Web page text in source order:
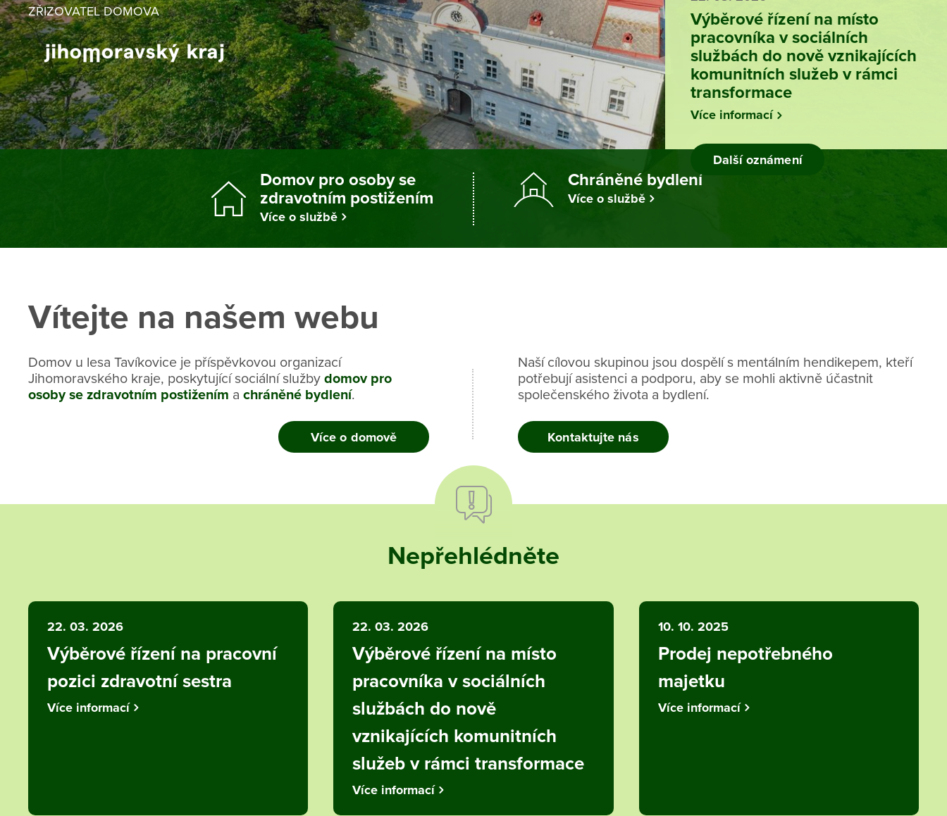
ZŘIZOVATEL DOMOVA
ZŘIZOVATEL DOMOVA
Výběrové řízení na místo
pracovníka v sociálních
službách do nově vznikajících
komunitních služeb v rámci
transformace
Více informací
Další oznámení
Domov pro osoby se
zdravotním postižením
Více o službě
Chráněné bydlení
Více o službě
Vítejte na našem webu
Domov u lesa Tavíkovice je příspěvkovou organizací
Jihomoravského kraje, poskytující sociální služby domov pro
osoby se zdravotním postižením a chráněné bydlení.
Více o domově
Naší cílovou skupinou jsou dospělí s mentálním hendikepem, kteří
potřebují asistenci a podporu, aby se mohli aktivně účastnit
společenského života a bydlení.
Kontaktujte nás
Nepřehlédněte
22. 03. 2026
Výběrové řízení na pracovní
pozici zdravotní sestra
Více informací
22. 03. 2026
Výběrové řízení na místo
pracovníka v sociálních
službách do nově
vznikajících komunitních
služeb v rámci transformace
Více informací
10. 10. 2025
Prodej nepotřebného
majetku
Více informací